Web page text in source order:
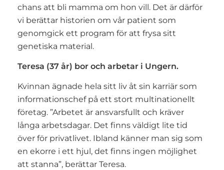
chans att bli mamma om hon vill. Det är därför
vi berättar historien om vår patient som
genomgick ett program för att frysa sitt
genetiska material.
Teresa (37 år) bor och arbetar i Ungern.
Kvinnan ägnade hela sitt liv åt sin karriär som
informationschef på ett stort multinationellt
företag. ”Arbetet är ansvarsfullt och kräver
långa arbetsdagar. Det finns väldigt lite tid
över för privatlivet. Ibland känner man sig som
en ekorre i ett hjul, det finns ingen möjlighet
att stanna”, berättar Teresa.